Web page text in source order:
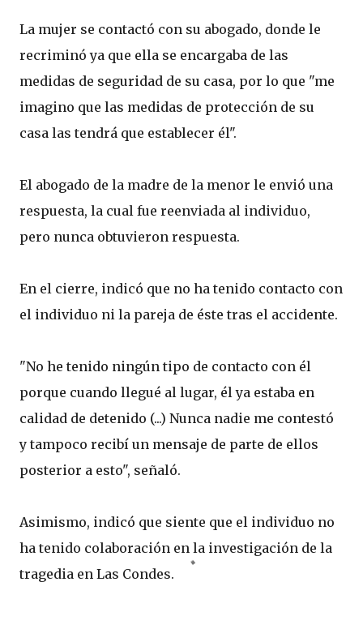
La mujer se contactó con su abogado, donde le
recriminó ya que ella se encargaba de las
medidas de seguridad de su casa, por lo que "me
imagino que las medidas de protección de su
casa las tendrá que establecer él".
El abogado de la madre de la menor le envió una
respuesta, la cual fue reenviada al individuo,
pero nunca obtuvieron respuesta.
En el cierre, indicó que no ha tenido contacto con
el individuo ni la pareja de éste tras el accidente.
"No he tenido ningún tipo de contacto con él
porque cuando llegué al lugar, él ya estaba en
calidad de detenido (...) Nunca nadie me contestó
y tampoco recibí un mensaje de parte de ellos
posterior a esto", señaló.
Asimismo, indicó que siente que el individuo no
ha tenido colaboración en la investigación de la
tragedia en Las Condes.